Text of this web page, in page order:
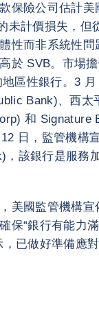
保險公司估計美
未計價損失，但
性而非系統性問
於 SVB。市場
區性銀行。3
Bank)、西太
和 Signature
日，監管機構
，該銀行是服務
美國監管機構宣
保“銀行有能力
，已做好準備應